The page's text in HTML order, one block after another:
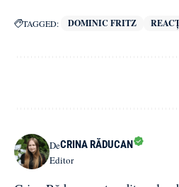
TAGGED: DOMINIC FRITZ
DeCRINA RĂDUCAN
Editor